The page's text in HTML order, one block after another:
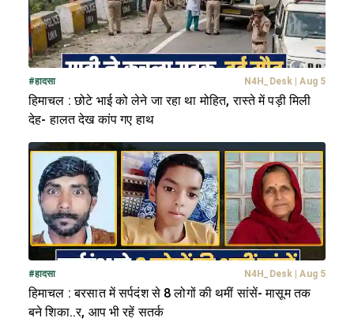
#हादसा N4H_Desk | Aug 5
हिमाचल : छोटे भाई को लेने जा रहा था मोहित, रास्ते में पड़ी मिली
देह- हालत देख कांप गए हाथ
#हादसा N4H_Desk | Aug 5
हिमाचल : बरसात में सर्पदंश से 8 लोगों की थमीं सांसें- मासूम तक
बने शिका..र, आप भी रहें सतर्क